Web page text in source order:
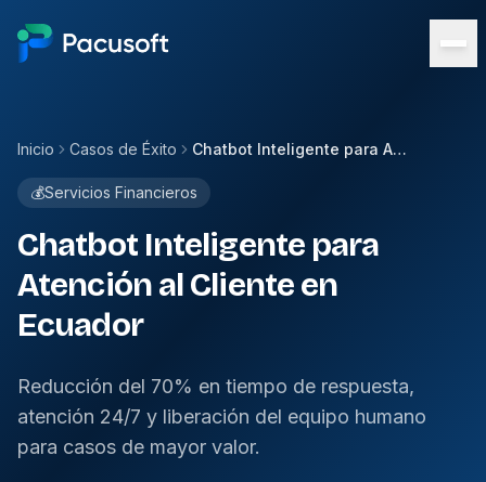
Inicio Casos de Éxito Chatbot Inteligente para Atención al Cliente en Ecuador
💰Servicios Financieros
Chatbot Inteligente para
Atención al Cliente en
Ecuador
Reducción del 70% en tiempo de respuesta,
atención 24/7 y liberación del equipo humano
para casos de mayor valor.